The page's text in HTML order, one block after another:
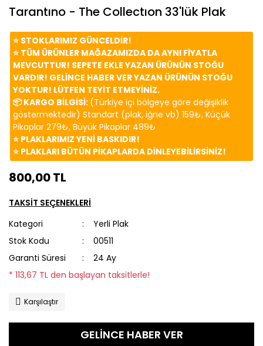
Tarantıno - The Collectıon 33'lük Plak
⭐️ STOKLARIMIZ GÜNCELDİR!
⭐️ TÜM ÜRÜNLER MAĞAZAMIZDA DA AYNI FİYATLA
MEVCUTTUR! SEPETE EKLE YAZAN ÜRÜNÜN STOĞU
VARDIR! GELİNCE HABER VER YAZAN ÜRÜNÜN STOĞU
YOKTUR! LÜTFEN TEYİT ETMEYİNİZ.
📦 KARGO BİLGİSİ: (Türkiye içi bölgeye göre değişiklik
göstermektedir) Standart (plak, iğne vb) 159₺, Küçük
Pikaplar 279₺, Büyük Pikaplar 489₺
⭐️ PLAKLARIMIZ YENİ BASKIDIR!
⭐️ PLAKLARI BÜTÜN PİKAPLARDA DİNLEYEBİLİRSİNİZ!
800,00 TL
TAKSİT SEÇENEKLERİ
Kategori
Yerli Plak
Stok Kodu
00511
Garanti Süresi
24 Ay
* 113,67 TL den başlayan taksitlerle!
Karşılaştır
GELİNCE HABER VER